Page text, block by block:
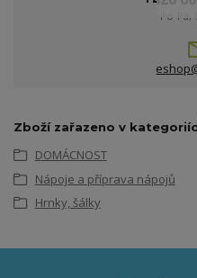
Po-Pá,
Zboží zařazeno v
DOMÁCNOST
Nápoje a příprava nápojů
Hrnky, šálky